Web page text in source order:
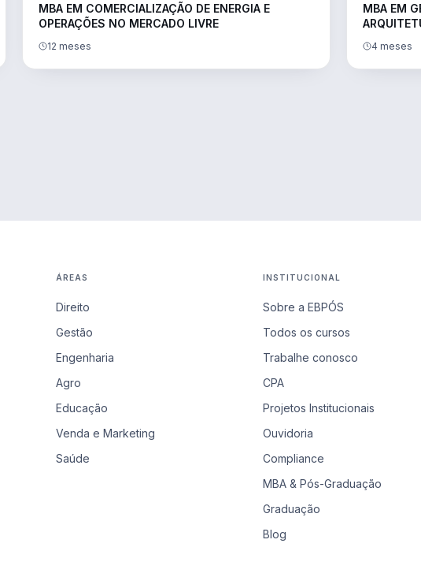
MBA EM COMERCIALIZAÇÃO DE ENERGIA E
OPERAÇÕES NO MERCADO LIVRE
12 meses
MBA EM
4 meses
ÁREAS
Direito
Gestão
Engenharia
Agro
Educação
Venda e Marketing
Saúde
INSTITUCIONAL
Sobre a EBPÓS
Todos os cursos
Trabalhe conosco
CPA
Projetos Institucionais
Ouvidoria
Compliance
MBA & Pós-Graduação
Graduação
Blog